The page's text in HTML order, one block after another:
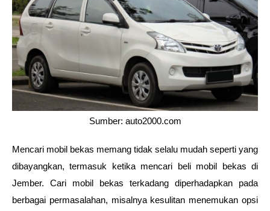
Sumber: auto2000.com
Mencari mobil bekas memang tidak selalu mudah seperti yang
dibayangkan, termasuk ketika mencari beli mobil bekas di
Jember. Cari mobil bekas terkadang diperhadapkan pada
berbagai permasalahan, misalnya kesulitan menemukan opsi